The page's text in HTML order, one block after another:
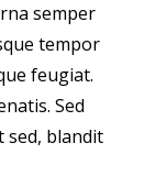
semper
tempor
feugiat.
Sed
sed, blandit